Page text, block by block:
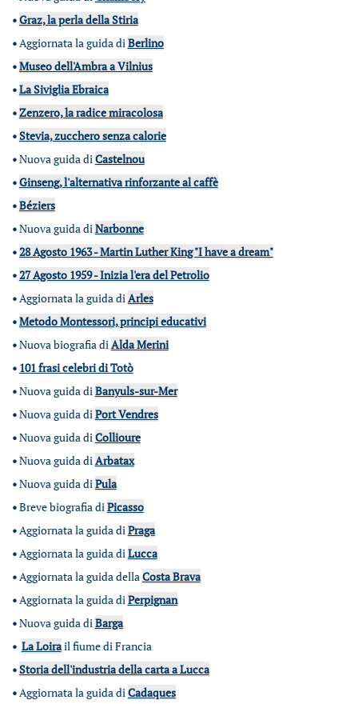
•Graz, la perla della Stiria
•Aggiornata la guida diBerlino
•Museo dell'Ambra a Vilnius
•La Siviglia Ebraica
•Zenzero, la radice miracolosa
•Stevia, zucchero senza calorie
•Nuova guida diCastelnou
•Ginseng, l'alternativa rinforzante al caffè
•Béziers
•Nuova guida diNarbonne
•28 Agosto 1963 - Martin Luther King "I have a dream"
•27 Agosto 1959 - Inizia l'era del Petrolio
•Aggiornata la guida diArles
•Metodo Montessori, principi educativi
•Nuova biografia diAlda Merini
• 101 frasi celebri di Totò
•Nuova guida diBanyuls-sur-Mer
•Nuova guida diPort Vendres
•Nuova guida diCollioure
•Nuova guida diArbatax
•Nuova guida diPula
•Breve biografia diPicasso
•Aggiornata la guida diPraga
•Aggiornata la guida diLucca
•Aggiornata la guida dellaCosta Brava
•Aggiornata la guida diPerpignan
•Nuova guida diBarga
• La Loirail fiume di Francia
•Storia dell'industria della carta a Lucca
•Aggiornata la guida diCadaques